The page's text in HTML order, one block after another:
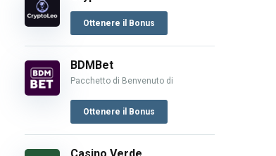
Ottenere il Bonus
BDMBet
Pacchetto di Benvenuto di
Ottenere il Bonus